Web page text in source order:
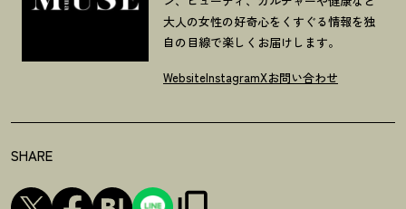
大人の女性の好奇心をくすぐる情報を独
自の目線で楽しくお届けします。
WebsiteInstagramXお問い合わせ
SHARE